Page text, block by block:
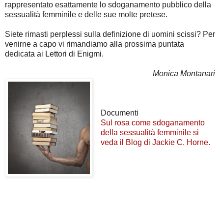
rappresentato esattamente lo sdoganamento pubblico della
sessualità femminile e delle sue molte pretese.
Siete rimasti perplessi sulla definizione di uomini scissi? Per
venirne a capo vi rimandiamo alla prossima puntata
dedicata ai Lettori di Enigmi.
Monica Montanari
Documenti
Sul rosa come sdoganamento
della sessualità femminile si
veda il Blog di Jackie C. Horne.